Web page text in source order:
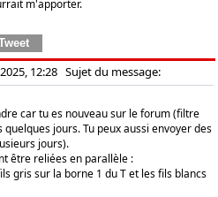
m'apporter.
12:28 Sujet du message:
car tu es nouveau sur le forum (filtre
jours. Tu peux aussi envoyer des
jours).
être reliées en parallèle :
gris sur la borne 1 du T et les fils blancs